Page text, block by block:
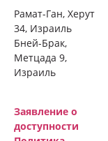
Рамат-Ган, Херут
34, Израиль
Бней-Брак,
Метцада 9,
Израиль
Заявление о
доступности